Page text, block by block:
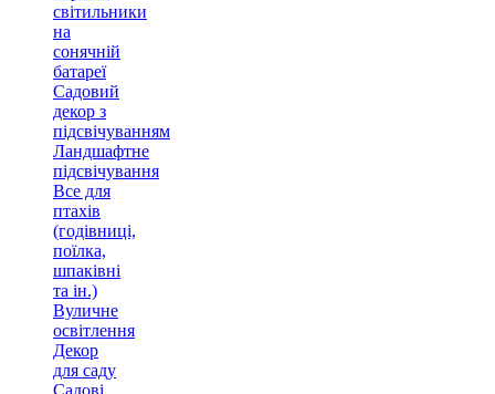
світильники
на
сонячній
батареї
Садовий
декор з
підсвічуванням
Ландшафтне
підсвічування
Все для
птахів
(годівниці,
поїлка,
шпаківні
та ін.)
Вуличне
освітлення
Декор
для саду
Садові